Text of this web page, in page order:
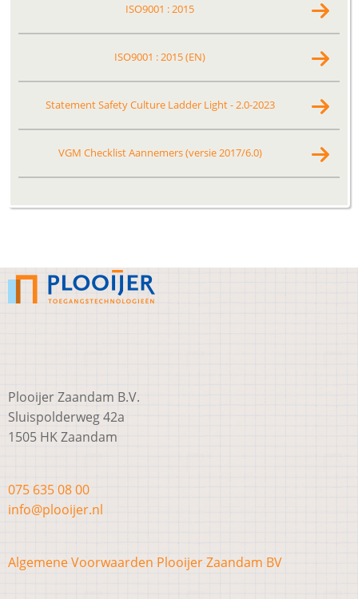
ISO9001 : 2015
ISO9001 : 2015 (EN)
Statement Safety Culture Ladder Light - 2.0-2023
VGM Checklist Aannemers (versie 2017/6.0)
Plooijer Zaandam B.V.
Sluispolderweg 42a
1505 HK Zaandam
075 635 08 00
info@plooijer.nl
Algemene Voorwaarden Plooijer Zaandam BV